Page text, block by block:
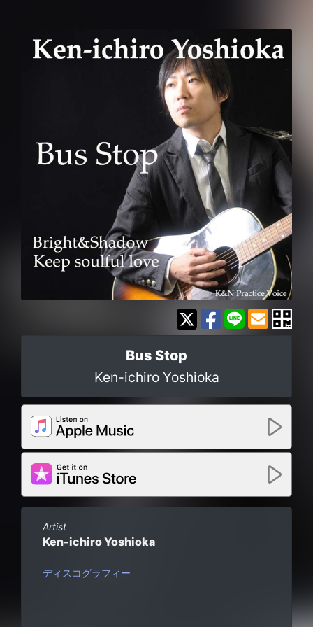
Bus Stop
Ken-ichiro Yoshioka
Artist
Ken-ichiro Yoshioka
ディスコグラフィー